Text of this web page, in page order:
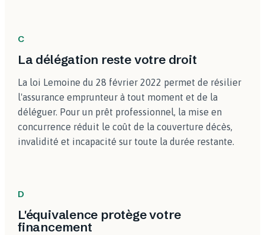
C
La délégation reste votre droit
La loi Lemoine du 28 février 2022 permet de résilier
l'assurance emprunteur à tout moment et de la
déléguer. Pour un prêt professionnel, la mise en
concurrence réduit le coût de la couverture décès,
invalidité et incapacité sur toute la durée restante.
D
L'équivalence protège votre
financement